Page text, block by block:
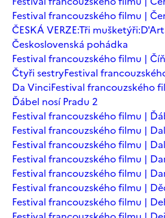
Festival francouzského filmu |
ČESKÁ VERZE:Tři
Československá pohádka
Festival francouzského filmu |
Čtyři sestryFestival
Da VinciFestival francouzského
Ďábel nosí Pradu 2
Festival francouzského filmu |
Festival francouzského filmu |
Festival francouzského filmu |
Festival francouzského filmu |
Festival francouzského filmu |
Festival francouzského filmu |
Festival francouzského filmu |